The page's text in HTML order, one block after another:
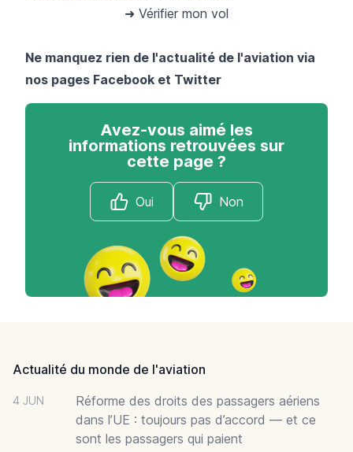
➜ Vérifier mon vol
Ne manquez rien de l'actualité de l'aviation via
nos pages Facebook et Twitter
Avez-vous aimé les
informations retrouvées sur
cette page ?
Oui Non
Actualité du monde de l'aviation
4 JUN
Réforme des droits des passagers aériens
dans l’UE : toujours pas d’accord — et ce
sont les passagers qui paient